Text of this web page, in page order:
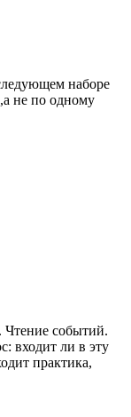
наборе
не по одному
Чтение событий.
входит ли в эту
практика,